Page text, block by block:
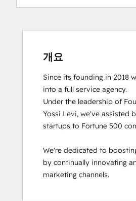
개요
Since its founding in 2018
into a full service agency.
Under the leadership of
Yossi Levi, we've assisted
startups to Fortune 500
We're dedicated to
by continually innovating
marketing channels.